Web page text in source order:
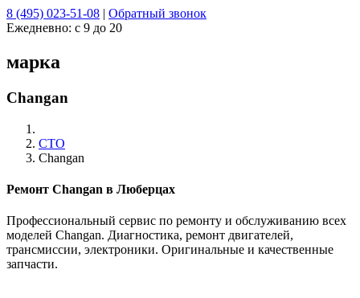
8 (495) 023-51-08 | Обратный звонок
Ежедневно: с 9 до 20
марка
Changan
СТО
Changan
Ремонт Changan в Люберцах
Профессиональный сервис по ремонту и обслуживанию всех
моделей Changan. Диагностика, ремонт двигателей,
трансмиссии, электроники. Оригинальные и качественные
запчасти.